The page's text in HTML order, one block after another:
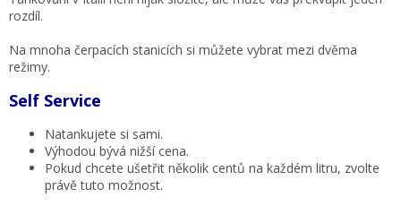
rozdíl.
Na mnoha čerpacích stanicích si můžete vybrat mezi dvěma
režimy.
Self Service
Natankujete si sami.
Výhodou bývá nižší cena.
Pokud chcete ušetřit několik centů na každém litru, zvolte
právě tuto možnost.